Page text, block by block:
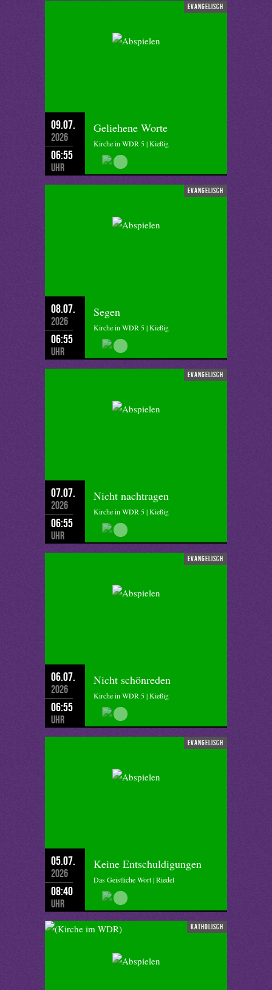
evangelisch
09.07.
2026
06:55
Uhr
Geliehene Worte
Kirche in WDR 5 | Kießig
evangelisch
08.07.
2026
06:55
Uhr
Segen
Kirche in WDR 5 | Kießig
evangelisch
07.07.
2026
06:55
Uhr
Nicht nachtragen
Kirche in WDR 5 | Kießig
evangelisch
06.07.
2026
06:55
Uhr
Nicht schönreden
Kirche in WDR 5 | Kießig
evangelisch
05.07.
2026
08:40
Uhr
Keine Entschuldigungen
Das Geistliche Wort | Riedel
katholisch